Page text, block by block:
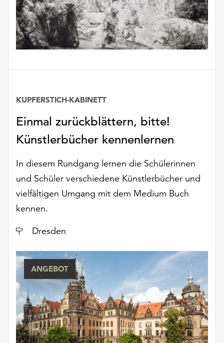
Einmal zurückblättern, bitte!
Künstlerbücher kennenlernen
KUPFERSTICH-KABINETT
In diesem Rundgang lernen die Schülerinnen
und Schüler verschiedene Künstlerbücher und
vielfältigen Umgang mit dem Medium Buch
kennen.
Ort
Dresden
ANGEBOT